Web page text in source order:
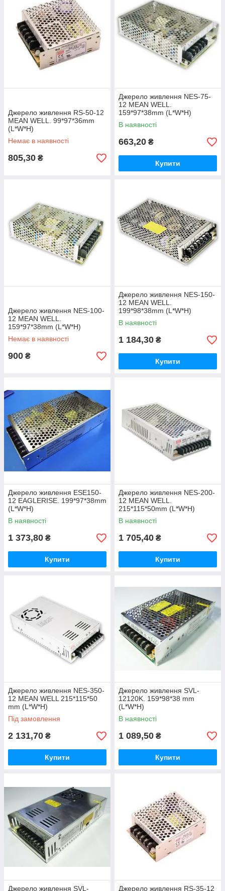
Джерело живлення RS-50-12
MEAN WELL. 99*97*36mm
(L*W*H)
Немає в наявності
805,30 ₴
Джерело живлення NES-75-
12 MEAN WELL.
159*97*38mm (L*W*H)
В наявності
663,20 ₴
Купити
Джерело живлення NES-100-
12 MEAN WELL.
159*97*38mm (L*W*H)
Немає в наявності
900 ₴
Джерело живлення NES-150-
12 MEAN WELL.
199*98*38mm (L*W*H)
В наявності
1 184,30 ₴
Купити
Джерело живлення ESE150-
12 EAGLERISE. 199*97*38mm
(L*W*H)
В наявності
1 373,80 ₴
Купити
Джерело живлення NES-200-
12 MEAN WELL.
215*115*50mm (L*W*H)
В наявності
1 705,40 ₴
Купити
Джерело живлення NES-350-
12 MEAN WELL 215*115*50
mm (L*W*H)
Під замовлення
2 131,70 ₴
Купити
Джерело живлення SVL-
12120K. 159*98*38 mm
(L*W*H)
В наявності
1 089,50 ₴
Купити
Джерело живлення SVL- Джерело живлення RS-35-12